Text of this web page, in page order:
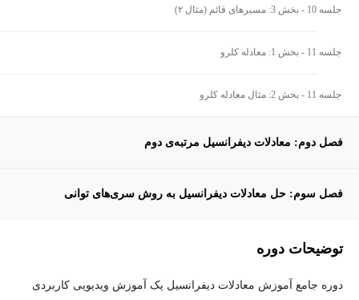
جلسه 10 - بخش 3: مسیرهای قائم (مثال ۲)
جلسه 11 - بخش 1: معادله کلرو
جلسه 11 - بخش 2: مثال معادله کلرو
فصل دوم: معادلات دیفرانسیل مرتبه‌ی دوم
فصل سوم: حل معادلات دیفرانسیل به روش سری‌های توانی
توضیحات دوره
دوره جامع آموزش معادلات دیفرانسیل یک آموزش ویدیویی کاربردی